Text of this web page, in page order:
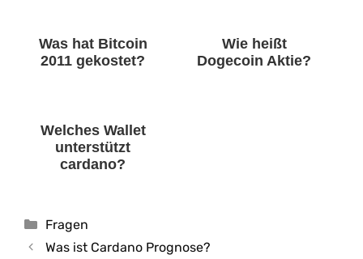
Was hat Bitcoin
2011 gekostet?
Wie heißt
Dogecoin Aktie?
Welches Wallet
unterstützt
cardano?
Kategorien
Fragen
Was ist Cardano Prognose?